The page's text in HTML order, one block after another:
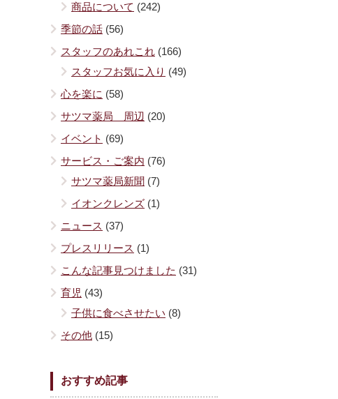
商品について (242)
季節の話 (56)
スタッフのあれこれ (166)
スタッフお気に入り (49)
心を楽に (58)
サツマ薬局 周辺 (20)
イベント (69)
サービス・ご案内 (76)
サツマ薬局新聞 (7)
イオンクレンズ (1)
ニュース (37)
プレスリリース (1)
こんな記事見つけました (31)
育児 (43)
子供に食べさせたい (8)
その他 (15)
おすすめ記事